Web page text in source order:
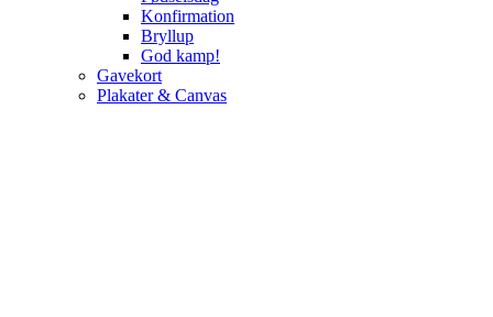
Konfirmation
Bryllup
God kamp!
Gavekort
Plakater & Canvas